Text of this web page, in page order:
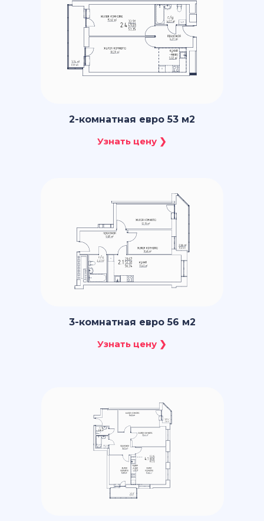
2-комнатная евро 53 м2
3-комнатная евро 56 м2